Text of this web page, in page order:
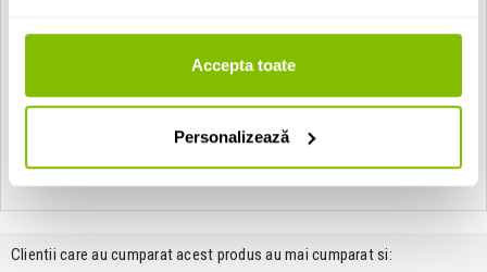
Accepta toate
Personalizează
Greutate: 980 g
Vezi toate produsele de tipStative de microfon Rode
Clientii care au cumparat acest produs au mai cumparat si: